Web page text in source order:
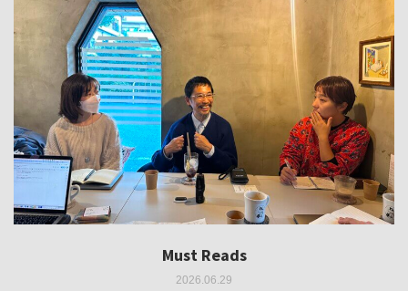
Must Reads
2026.06.29
Must Reads
2026.05.14
Must Reads
2026.03.11
Must Reads
2026.02.25
Must Reads
2025.10.01